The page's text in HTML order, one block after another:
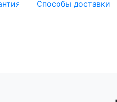
Способы доставки